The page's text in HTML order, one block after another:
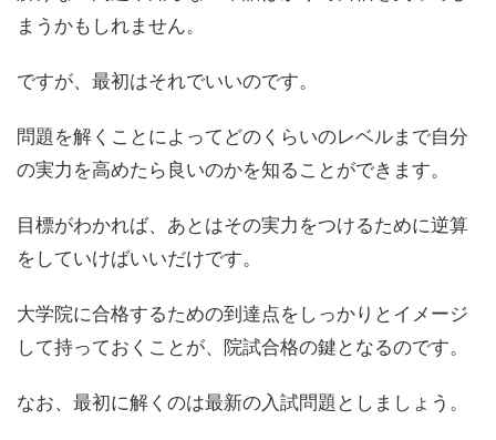
まうかもしれません。
ですが、最初はそれでいいのです。
問題を解くことによってどのくらいのレベルまで自分
の実力を高めたら良いのかを知ることができます。
目標がわかれば、あとはその実力をつけるために逆算
をしていけばいいだけです。
大学院に合格するための到達点をしっかりとイメージ
して持っておくことが、院試合格の鍵となるのです。
なお、最初に解くのは最新の入試問題 としましょう。